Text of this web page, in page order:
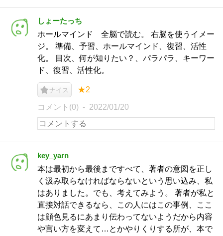
しょーたっち
ホールマインド 全脳で読む。 右脳を使うイメー
ジ。 準備、予習、ホールマインド、復習、活性
化。 目次、何が知りたい？、パラパラ、キーワー
ド、復習、活性化。
ナイス ★2
コメント(0) 2022/01/20
key_yarn
本は最初から最後まですべて、著者の意図を正し
く汲み取らなければならないという思い込み、私
はありました。でも、考えてみよう。 著者が私と
直接対話できるなら、この人にはこの事例、ここ
は顔色見るにあまり伝わってないようだから内容
や言い方を変えて…とかやりくりする所が、本で